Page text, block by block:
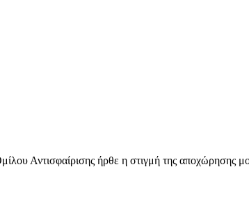
Αντισφαίρισης ήρθε η στιγμή της αποχώρησης